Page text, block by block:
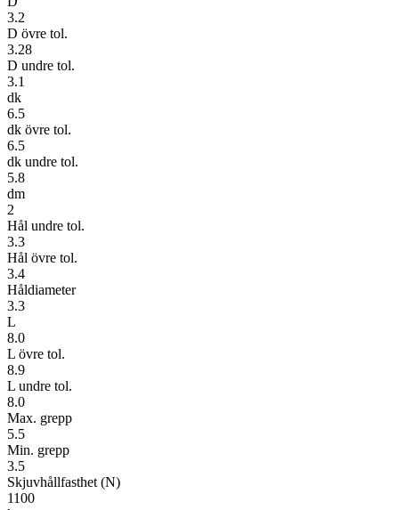
3.2
D övre tol.
3.28
D undre tol.
3.1
dk
6.5
dk övre tol.
6.5
dk undre tol.
5.8
dm
2
Hål undre tol.
3.3
Hål övre tol.
3.4
Håldiameter
3.3
L
8.0
L övre tol.
8.9
L undre tol.
8.0
Max. grepp
5.5
Min. grepp
3.5
Skjuvhållfasthet (N)
1100